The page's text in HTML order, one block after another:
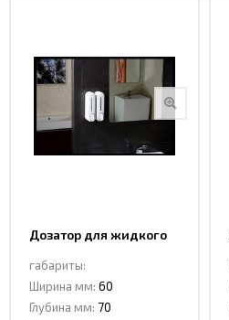
Дозатор для жидкого
Белый
габариты:
Ширина мм: 60
Глубина мм: 70